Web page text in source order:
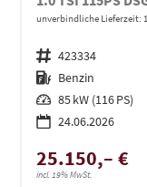
unverbindliche Lieferzeit:
Fahrzeugnr. 423334
Kraftstoff Benzin
Leistung 85 kW (116 PS)
24.06.2026
25.150,– €
incl. 19% MwSt.